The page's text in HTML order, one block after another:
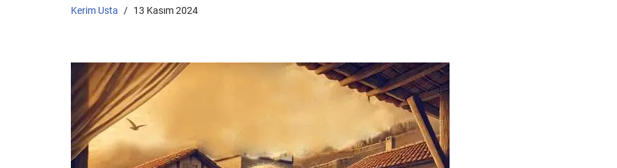
Kerim Usta 13 Kasım 2024